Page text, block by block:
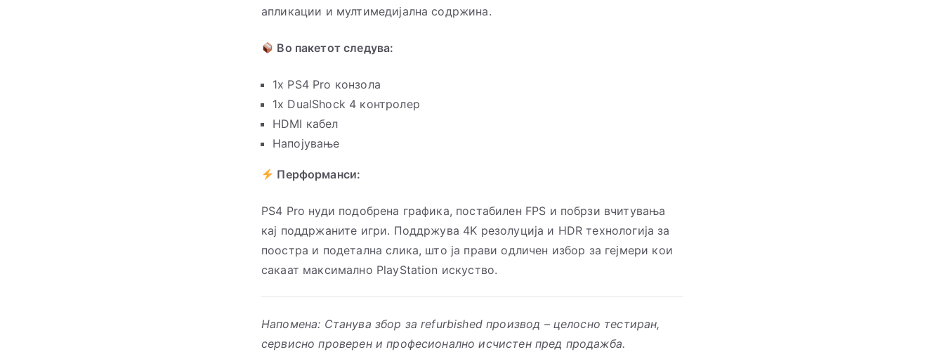
апликации и мултимедијална содржина.
Во пакетот следува:
1x PS4 Pro конзола
1x DualShock 4 контролер
HDMI кабел
Напојување
Перформанси:
PS4 Pro нуди подобрена графика, постабилен FPS и побрзи вчитувања
кај поддржаните игри. Поддржува 4K резолуција и HDR технологија за
поостра и подетална слика, што ја прави одличен избор за гејмери кои
сакаат максимално PlayStation искуство.
Напомена: Станува збор за refurbished производ – целосно тестиран,
сервисно проверен и професионално исчистен пред продажба.